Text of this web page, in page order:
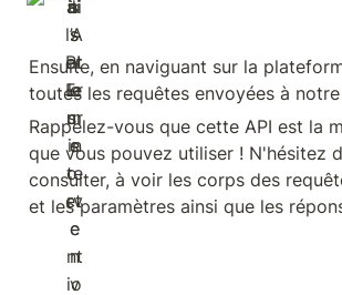
Ensuite, en naviguant sur la
toutes les requêtes envoyées à notre
Rappelez-vous que cette API est la
que vous pouvez utiliser ! N'hésitez
consulter, à voir les corps des
et les paramètres ainsi que les